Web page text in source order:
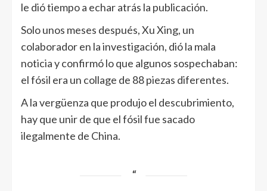
le dió tiempo a echar atrás la publicación.
Solo unos meses después, Xu Xing, un
colaborador en la investigación, dió la mala
noticia y confirmó lo que algunos sospechaban:
el fósil era un collage de 88 piezas diferentes.
A la vergüenza que produjo el descubrimiento,
hay que unir de que el fósil fue sacado
ilegalmente de China.